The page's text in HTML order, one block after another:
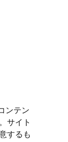
ンテン
サイト
するも